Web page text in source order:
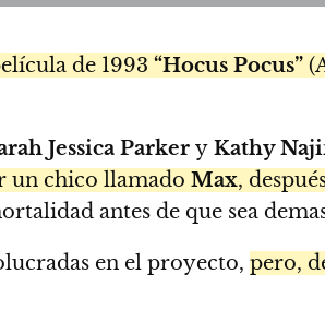
de 1993 “Hocus Pocus”
Jessica Parker y Kathy
un chico llamado Max,
antes de que sea
en el proyecto, pero,